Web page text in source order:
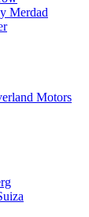
Merdad
Motors